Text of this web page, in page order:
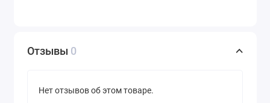
Отзывы 0
Нет отзывов об этом товаре.